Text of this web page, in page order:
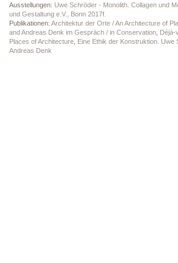
Ausstellungen: Uwe Schröder - Monolith. Collagen und
und Gestaltung e.V., Bonn 2017f.
Publikationen: Architektur der Orte / An Architecture of
and Andreas Denk im Gespräch / in Conservation Déjà-
Places of Architecture Eine Ethik der Konstruktion. Uwe
Andreas Denk